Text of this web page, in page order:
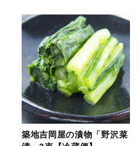
築地吉岡屋の漬物「野沢菜